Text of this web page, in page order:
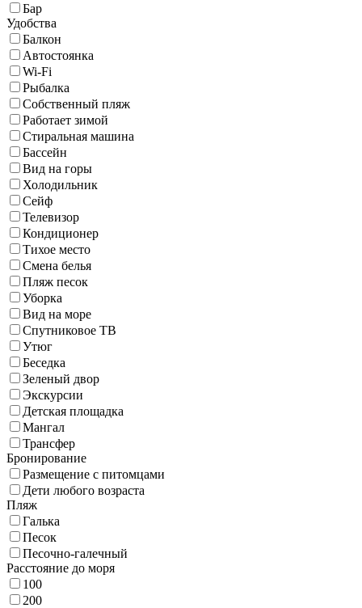
Бар
Удобства
Балкон
Автостоянка
Wi-Fi
Рыбалка
Собственный пляж
Работает зимой
Стиральная машина
Бассейн
Вид на горы
Холодильник
Сейф
Телевизор
Кондиционер
Тихое место
Смена белья
Пляж песок
Уборка
Вид на море
Спутниковое ТВ
Утюг
Беседка
Зеленый двор
Экскурсии
Детская площадка
Мангал
Трансфер
Бронирование
Размещение с питомцами
Дети любого возраста
Пляж
Галька
Песок
Песочно-галечный
Расстояние до моря
100
200